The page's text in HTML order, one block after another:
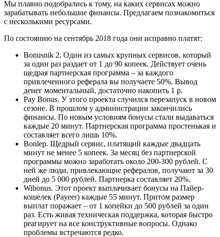
Мы плавно подобрались к тому, на каких сервисах можно
зарабатывать небольшие финансы. Предлагаем познакомиться
с несколькими ресурсами.
По состоянию на сентябрь 2018 года они исправно платят:
Bonusnik 2. Один из самых крупных сервисов, который
за один раз раздает от 1 до 90 копеек. Действует очень
щедрая партнерская программа – за каждого
привлеченного реферала вы получаете 50%. Вывод
денег моментальный, достаточно накопить 1 р.
Pay Bonus. У этого проекта случился перезапуск в новом
сезоне. В прошлом у администрации закончились
финансы. По новым условиям бонусы стали выдаваться
каждые 20 минут. Партнерская программа простенькая и
составляет всего лишь 10%.
Bonlep. Щедрый сервис, платящий каждые двадцать
минут не менее 5 копеек. За месяц без партнерской
программы можно заработать около 200-300 рублей. С
ней же люди, привлекающие рефералов, получают за 30
дней до 5 000 рублей. Партнерка составляет 20%.
Wibonus. Этот проект выплачивает бонусы на Пайер-
кошелек (Payeer) каждые 55 минут. Притом размер
выплат поражает – от 1 копейки до 500 рублей за один
раз. Есть живая техническая поддержка, которая быстро
реагирует на все конструктивные вопросы. Однако
проблемы встречаются редко.